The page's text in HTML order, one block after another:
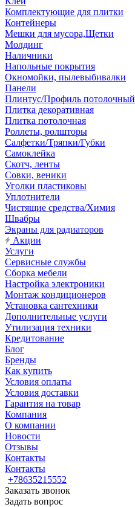
Комплектующие для плитки
Контейнеры
Мешки для мусора,Щетки
Молдинг
Наличники
Напольные покрытия
Окномойки, пылевыбивалки
Панели
Плинтус/Профиль потолочный
Плитка декоративная
Плитка потолочная
Роллеты, ролшторы
Салфетки/Тряпки/Губки
Самоклейка
Скотч, ленты
Совки, веники
Уголки пластиковы
Уплотнители
Чистящие средства/Химия
Швабры
Экраны для радиаторов
Акции
Услуги
Сервисные службы
Сборка мебели
Настройка электроники
Монтаж кондиционеров
Установка сантехники
Дополнительные услуги
Утилизация техники
Кредитование
Блог
Бренды
Как купить
Условия оплаты
Условия доставки
Гарантия на товар
Компания
О компании
Новости
Отзывы
Контакты
Контакты
+78635215552
Заказать звонок
Задать вопрос